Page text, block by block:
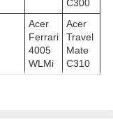
C300
Acer
Ferrari
4005
WLMi
Acer
Travel
Mate
C310